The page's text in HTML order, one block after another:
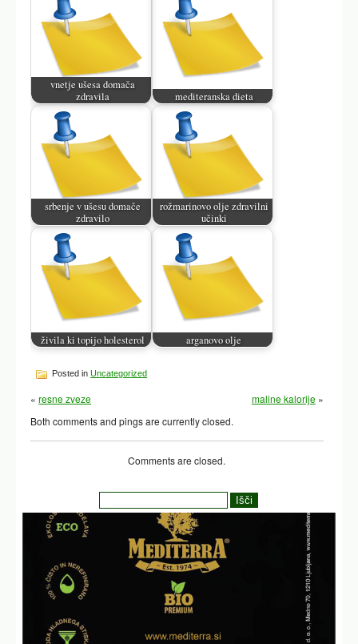
vnetje ušesa domača
zdravila
mediteranska dieta
srbenje v ušesu domače
zdravilo
rožmarinovo olje zdravilni
učinki
živila ki topijo holesterol arganovo olje
Posted inUncategorized
«resne zveze maline kalorije»
Both comments and pings are currently closed.
Comments are closed.